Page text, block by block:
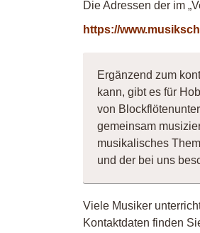
Die Adressen der im
https://
Ergänzend zum
kann, gibt es für
von
gemeinsam
musikalisches
und der bei uns
Viele Musiker
Kontaktdaten finden